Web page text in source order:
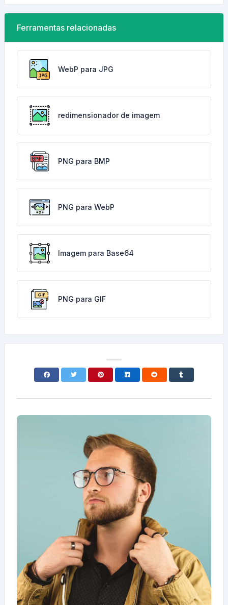
Ferramentas relacionadas
WebP para JPG
redimensionador de imagem
PNG para BMP
PNG para WebP
Imagem para Base64
PNG para GIF